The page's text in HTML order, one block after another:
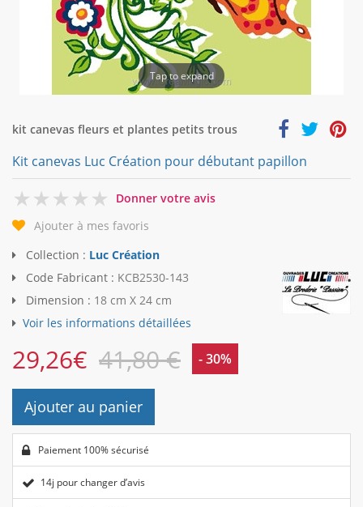
Tap to expand
kit canevas fleurs et plantes petits trous
Kit canevas Luc Création pour débutant papillon
0
Donner votre avis
Ajouter à mes favoris
Collection : Luc Création
Code Fabricant : KCB2530-143
Dimension : 18 cm X 24 cm
Voir les informations détaillées
29,26€ 41,80 € - 30%
Ajouter au panier
Paiement 100% sécurisé
14j pour changer d’avis